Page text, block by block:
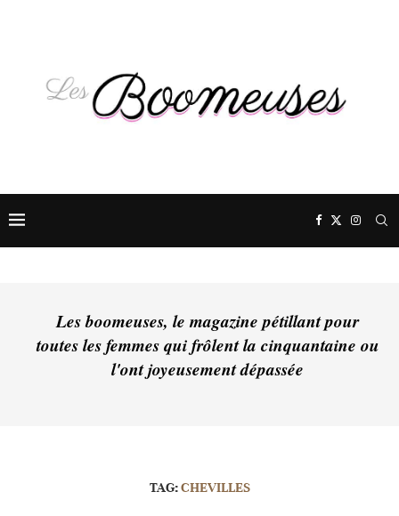
Les boomeuses, le magazine pétillant pour
toutes les femmes qui frôlent la cinquantaine ou
l'ont joyeusement dépassée
TAG:CHEVILLES